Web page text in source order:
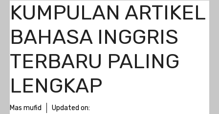
KUMPULAN ARTIKEL
BAHASA INGGRIS
TERBARU PALING
LENGKAP
Mas mufid Updated on: